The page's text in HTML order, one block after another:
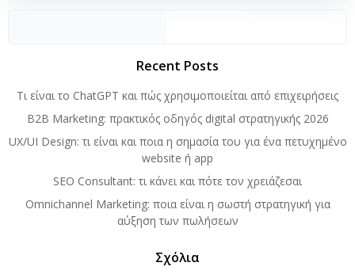
Recent Posts
Τι είναι το ChatGPT και πώς χρησιμοποιείται από επιχειρήσεις
B2B Marketing: πρακτικός οδηγός digital στρατηγικής 2026
UX/UI Design: τι είναι και ποια η σημασία του για ένα πετυχημένο
website ή app
SEO Consultant: τι κάνει και πότε τον χρειάζεσαι
Omnichannel Marketing: ποια είναι η σωστή στρατηγική για
αύξηση των πωλήσεων
Σχόλια